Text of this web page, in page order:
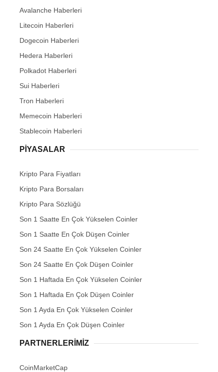
Avalanche Haberleri
Litecoin Haberleri
Dogecoin Haberleri
Hedera Haberleri
Polkadot Haberleri
Sui Haberleri
Tron Haberleri
Memecoin Haberleri
Stablecoin Haberleri
PIYASALAR
Kripto Para Fiyatları
Kripto Para Borsaları
Kripto Para Sözlüğü
Son 1 Saatte En Çok Yükselen Coinler
Son 1 Saatte En Çok Düşen Coinler
Son 24 Saatte En Çok Yükselen Coinler
Son 24 Saatte En Çok Düşen Coinler
Son 1 Haftada En Çok Yükselen Coinler
Son 1 Haftada En Çok Düşen Coinler
Son 1 Ayda En Çok Yükselen Coinler
Son 1 Ayda En Çok Düşen Coinler
PARTNERLERIMIZ
CoinMarketCap